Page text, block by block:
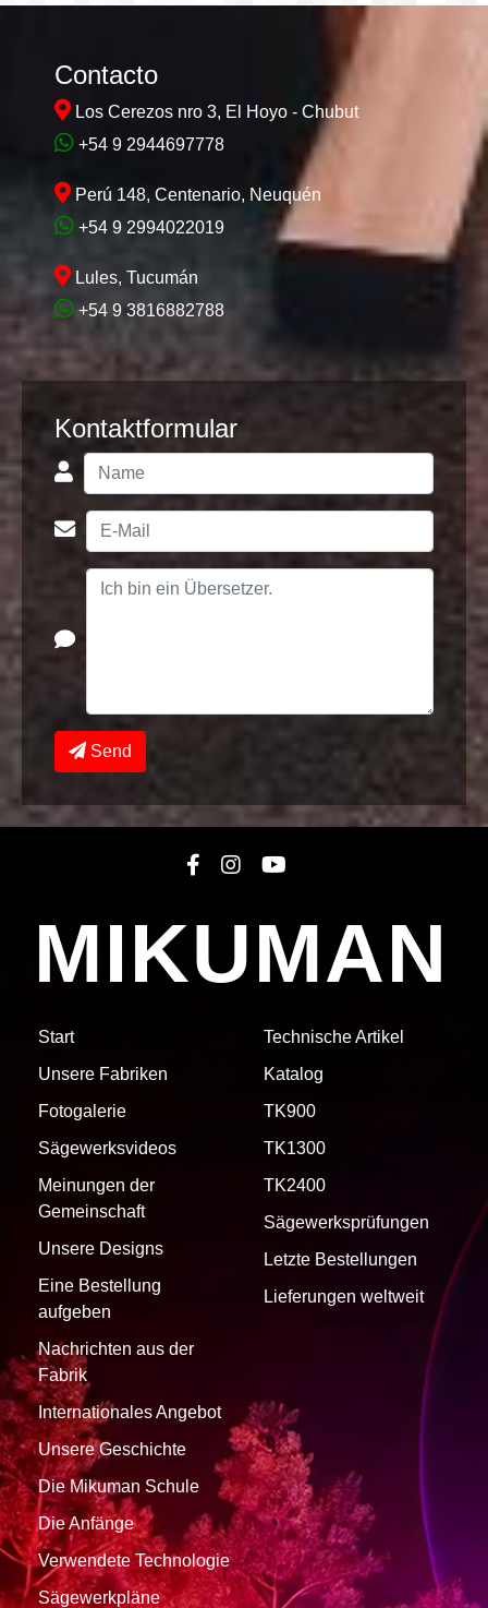
Contacto
Los Cerezos nro 3, El Hoyo - Chubut
+54 9 2944697778
Perú 148, Centenario, Neuquén
+54 9 2994022019
Lules, Tucumán
+54 9 3816882788
Kontaktformular
Send
MIKUMAN
Start
Unsere Fabriken
Fotogalerie
Sägewerksvideos
Meinungen der
Gemeinschaft
Unsere Designs
Eine Bestellung
aufgeben
Nachrichten aus der
Fabrik
Technische Artikel
Katalog
TK900
TK1300
TK2400
Sägewerksprüfungen
Letzte Bestellungen
Lieferungen weltweit
Internationales Angebot
Unsere Geschichte
Die Mikuman Schule
Die Anfänge
Verwendete Technologie
Sägewerkpläne